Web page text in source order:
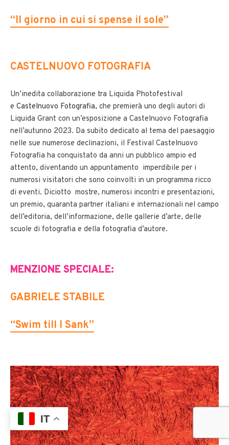
“Il giorno in cui si spense il sole”
CASTELNUOVO FOTOGRAFIA
Un’inedita collaborazione tra Liquida Photofestival
e Castelnuovo Fotografia, che premierà uno degli autori di
Liquida Grant con un’esposizione a Castelnuovo Fotografia
nell’autunno 2023. Da subito dedicato al tema del paesaggio
nelle sue numerose declinazioni, il Festival Castelnuovo
Fotografia ha conquistato da anni un pubblico ampio ed
attento, diventando un appuntamento imperdibile per i
numerosi visitatori che sono coinvolti in un programma ricco
di eventi. Diciotto mostre, numerosi incontri e presentazioni,
un premio, quaranta partner italiani e internazionali nel campo
dell’editoria, dell’informazione, delle gallerie d’arte, delle
scuole di fotografia e della fotografia d’autore.
MENZIONE SPECIALE:
GABRIELE STABILE
“Swim till I Sank”
IT